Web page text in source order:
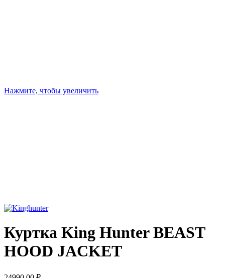
Нажмите, чтобы увеличить
Куртка King Hunter BEAST
HOOD JACKET